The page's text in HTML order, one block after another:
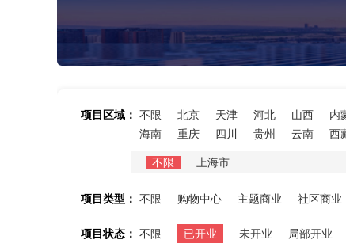
项目区域： 不限 北京 天津 河北 山西 内
海南
重庆 四川 贵州 云南 西
不限 上海市
项目类型： 不限 购物中心 主题商业 社区商业
项目状态： 不限 已开业 未开业 局部开业